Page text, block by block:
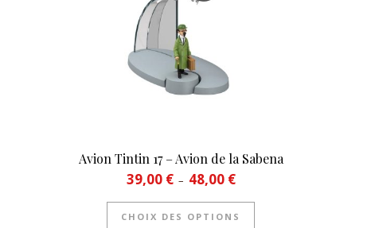
Avion Tintin 17 – Avion de la Sabena
39,00 € – 48,00 €Plage de prix : 39,00 € à 48,00 €
CHOIX DES OPTIONS